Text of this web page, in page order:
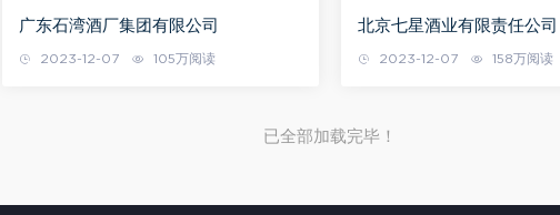
广东石湾酒厂集团有限公司
2023-12-07 105万阅读
北京七星酒业有限责任公司
2023-12-07 158万阅读
已全部加载完毕！